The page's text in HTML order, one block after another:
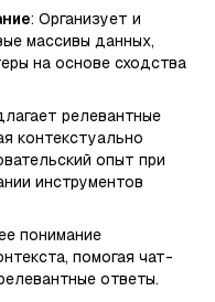
: Организует и
массивы данных,
на основе сходства
релевантные
контекстуально
опыт при
инструментов
понимание
помогая чат-
ответы.